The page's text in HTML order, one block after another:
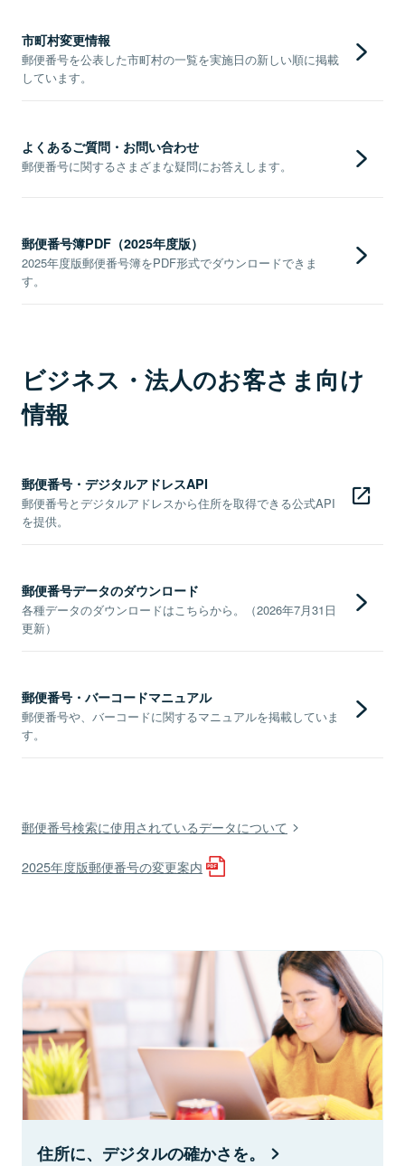
市町村変更情報
郵便番号を公表した市町村の一覧を実施日の新しい順に掲載
しています。
よくあるご質問・お問い合わせ
郵便番号に関するさまざまな疑問にお答えします。
郵便番号簿PDF（2025年度版）
2025年度版郵便番号簿をPDF形式でダウンロードできま
す。
ビジネス・法人のお客さま向け
情報
郵便番号・デジタルアドレスAPI
郵便番号とデジタルアドレスから住所を取得できる公式API
を提供。
郵便番号データのダウンロード
各種データのダウンロードはこちらから。（2026年7月31日
更新）
郵便番号・バーコードマニュアル
郵便番号や、バーコードに関するマニュアルを掲載していま
す。
郵便番号検索に使用されているデータについて
2025年度版郵便番号の変更案内
住所に、デジタルの確かさを。